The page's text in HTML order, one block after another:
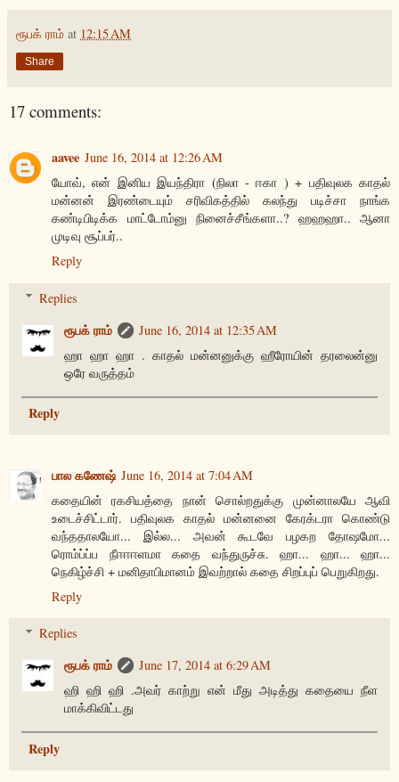
ரூபக் ராம் at 12:15 AM
Share
17 comments:
aavee June 16, 2014 at 12:26 AM
யோவ், என் இனிய இயந்திரா (நிலா - ஈகா ) + பதிவுலக காதல்
மன்னன் இரண்டையும் சரிவிகத்தில் கலந்து படிச்சா நாங்க
கண்டிபிடிக்க மாட்டோம்னு நினைச்சீங்களா..? ஹஹஹா.. ஆனா
முடிவு சூப்பர்..
Reply
Replies
ரூபக் ராம்
June 16, 2014 at 12:35 AM
ஹா ஹா ஹா . காதல் மன்னனுக்கு ஹீரோயின் தரலைன்னு
ஒரே வருத்தம்
Reply
பால கணேஷ் June 16, 2014 at 7:04 AM
கதையின் ரகசியத்தை நான் சொல்றதுக்கு முன்னாலயே ஆவி
உடைச்சிட்டார். பதிவுலக காதல் மன்னனை கேரக்டரா கொண்டு
வந்ததாலயோ... இல்ல... அவன் கூடவே பழகற தோஷமோ...
ரொம்ப்ப்ப நீஈஈஈளமா கதை வந்துருச்சு. ஹா... ஹா... ஹா...
நெகிழ்ச்சி + மனிதாபிமானம் இவற்றால் கதை சிறப்புப் பெறுகிறது.
Reply
Replies
ரூபக் ராம்
June 17, 2014 at 6:29 AM
ஹி ஹி ஹி .அவர் காற்று என் மீது அடித்து கதையை நீள
மாக்கிவிட்டது
Reply